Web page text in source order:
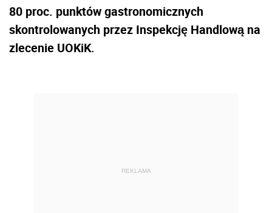
80 proc. punktów gastronomicznych
skontrolowanych przez Inspekcję Handlową na
zlecenie UOKiK.
REKLAMA